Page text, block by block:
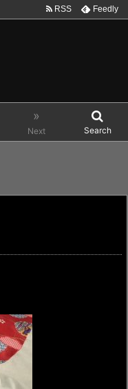
»
Next Search
RSS Feedly